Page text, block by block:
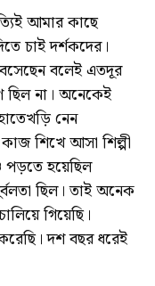
আমার কাছে
চাই দর্শকদের।
বলেই এতদূর
না। অনেকেই
নেন
শিখে আসা শিল্পী
হয়েছিল
ছিল। তাই অনেক
গিয়েছি।
দশ বছর ধরেই